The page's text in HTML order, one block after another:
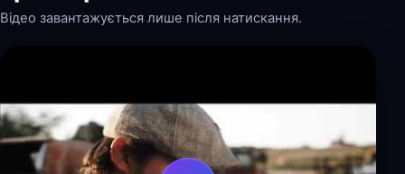
Відео завантажується лише після натискання.